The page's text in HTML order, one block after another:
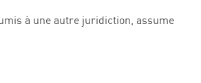
à une autre juridiction, assume